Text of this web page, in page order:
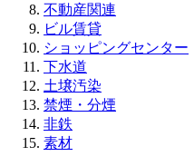
不動産関連
ビル賃貸
ショッピングセンター
下水道
土壌汚染
禁煙・分煙
非鉄
素材